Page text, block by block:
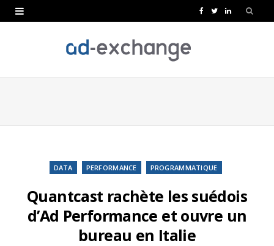
e
k
T
t
L
k
DATA PERFORMANCE PROGRAMMATIQUE
Quantcast rachète les suédois
d’Ad Performance et ouvre un
bureau en Italie